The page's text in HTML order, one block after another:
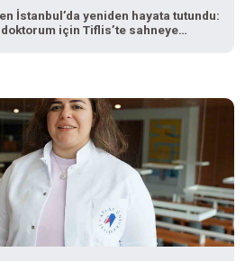
İstanbul’da yeniden hayata tutundu:
doktorum için Tiflis’te sahneye